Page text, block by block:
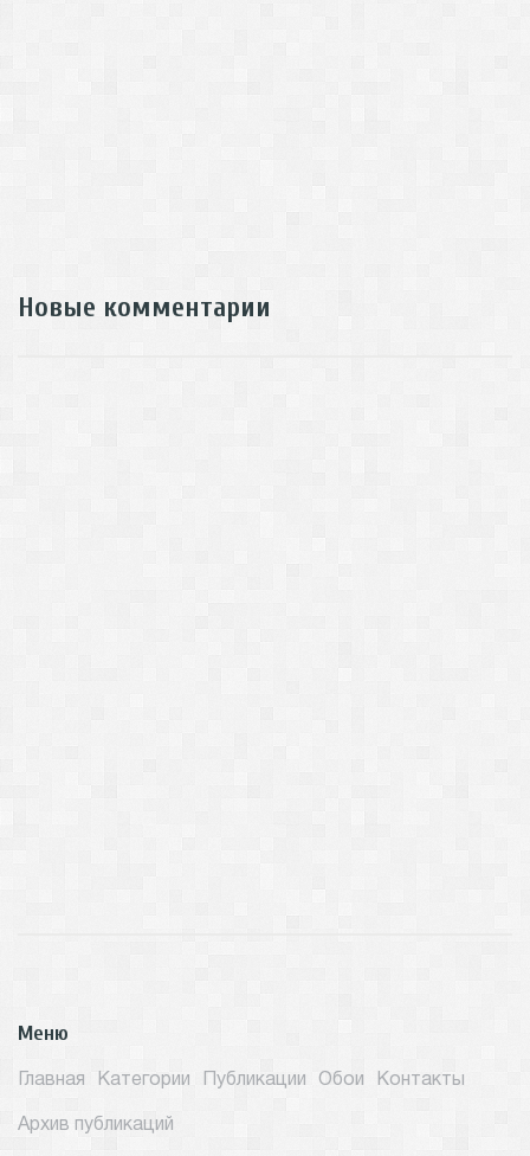
Новые комментарии
Меню
Главная Категории Публикации Обои Контакты
Архив публикаций